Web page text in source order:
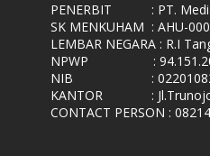
PENERBIT
: PT.
SK MENKUHAM : AHU-
LEMBAR NEGARA : R.I
NPWP
:
NIB
:
KANTOR
:
CONTACT PERSON :